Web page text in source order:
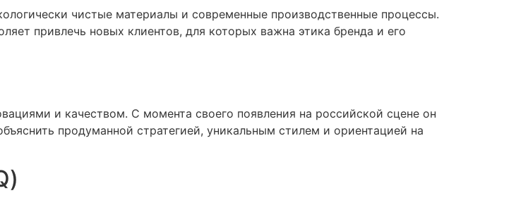
чистые материалы и современные производственные процессы.
привлечь новых клиентов, для которых важна этика бренда и его
и качеством. С момента своего появления на российской сцене он
продуманной стратегией, уникальным стилем и ориентацией на